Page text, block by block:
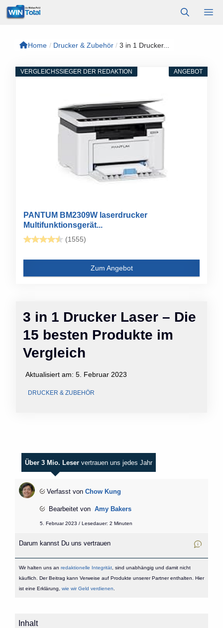
Zum
Inhalt
Home / Drucker & Zubehör / 3 in 1 Drucker...
3 in 1 Drucker Laser – Die
15 besten Produkte im
Vergleich
Aktualisiert am: 5. Februar 2023
DRUCKER & ZUBEHÖR
ANGEBOT
VERGLEICHSSIEGER DER REDAKTION
PANTUM BM2309W laserdrucker
Multifunktionsgerät...
(1555)
Zum Angebot
Über 3 Mio. Leser vertrauen uns jedes Jahr
Verfasst von Chow Kung
Bearbeitet von Amy Bakers
5. Februar 2023 / Lesedauer: 2 Minuten
Darum kannst Du uns vertrauen
Wir halten uns an redaktionelle Integrität, sind unabhängig und damit nicht
käuflich. Der Beitrag kann Verweise auf Produkte unserer Partner enthalten. Hier
ist eine Erklärung, wie wir Geld verdienen
Inhalt